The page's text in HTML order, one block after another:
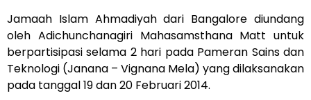
Jamaah Islam Ahmadiyah dari Bangalore diundang
oleh Adichunchanagiri Mahasamsthana Matt untuk
berpartisipasi selama 2 hari pada Pameran Sains dan
Teknologi (Janana – Vignana Mela) yang dilaksanakan
pada tanggal 19 dan 20 Februari 2014.